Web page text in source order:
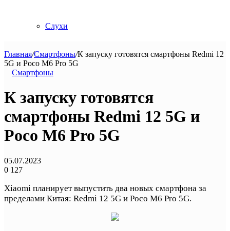
Слухи
Главная/Смартфоны/К запуску готовятся смартфоны Redmi 12
5G и Poco M6 Pro 5G
Смартфоны
К запуску готовятся
смартфоны Redmi 12 5G и
Poco M6 Pro 5G
05.07.2023
0 127
Xiaomi планирует выпустить два новых смартфона за
пределами Китая: Redmi 12 5G и Poco M6 Pro 5G.